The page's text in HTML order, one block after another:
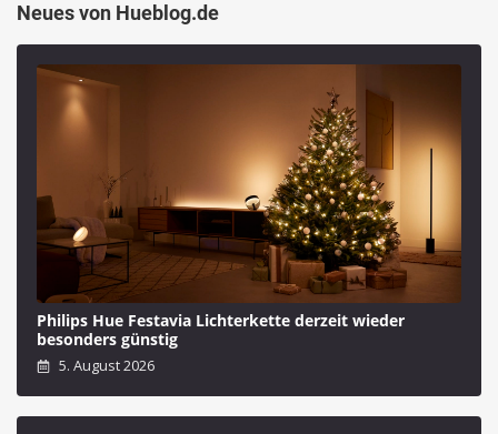
Neues von Hueblog.de
Philips Hue Festavia Lichterkette derzeit wieder
besonders günstig
5. August 2026